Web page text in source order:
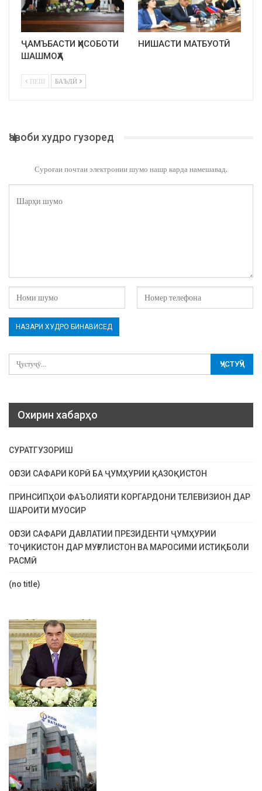
ҶАМЪБАСТИ ҲИСОБОТИ
ШАШМОҲА
НИШАСТИ МАТБУОТӢ
ПЕШ БАЪДӢ
Ҷавоби худро гузоред
Суроғаи почтаи электронии шумо нашр карда намешавад.
Охирин хабарҳо
СУРАТГУЗОРИШ
ОҒОЗИ САФАРИ КОРӢ БА ҶУМҲУРИИ ҚАЗОҚИСТОН
ПРИНСИПҲОИ ФАЪОЛИЯТИ КОРГАРДОНИ ТЕЛЕВИЗИОН ДАР
ШАРОИТИ МУОСИР
ОҒОЗИ САФАРИ ДАВЛАТИИ ПРЕЗИДЕНТИ ҶУМҲУРИИ
ТОҶИКИСТОН ДАР МУҒУЛИСТОН ВА МАРОСИМИ ИСТИҚБОЛИ
РАСМӢ
(no title)